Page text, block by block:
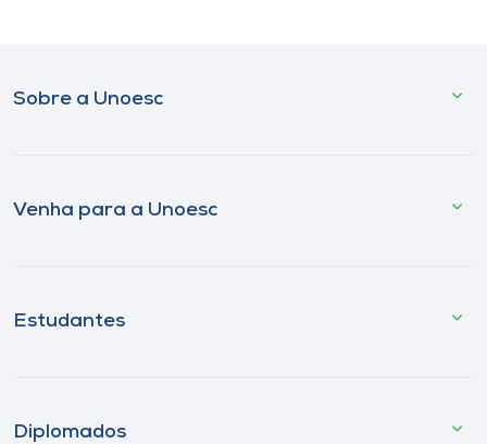
Sobre a Unoesc
Venha para a Unoesc
Estudantes
Diplomados